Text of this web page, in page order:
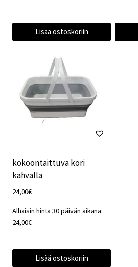
Lisää ostoskoriin
kokoontaittuva kori
kahvalla
24,00€
Alhaisin hinta 30 päivän aikana:
24,00€
Lisää ostoskoriin